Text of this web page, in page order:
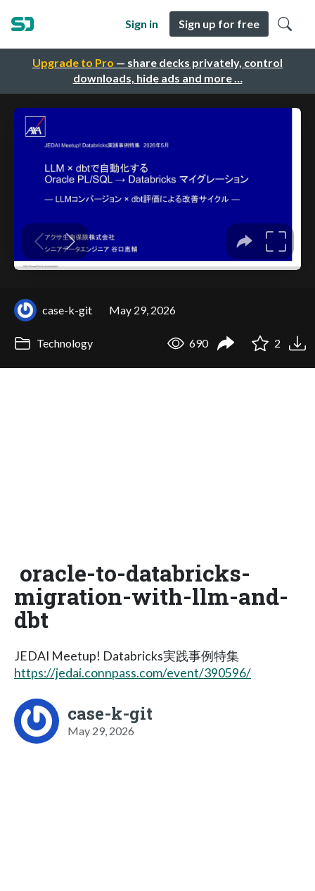
Upgrade to Pro — share decks privately, control
downloads, hide ads and more …
Sign in Sign up for free
case-k-git May 29, 2026
Technology 690 2
oracle-to-databricks-
migration-with-llm-and-
dbt
JEDAI Meetup! Databricks実践事例特集
https://jedai.connpass.com/event/390596/
case-k-git
May 29, 2026